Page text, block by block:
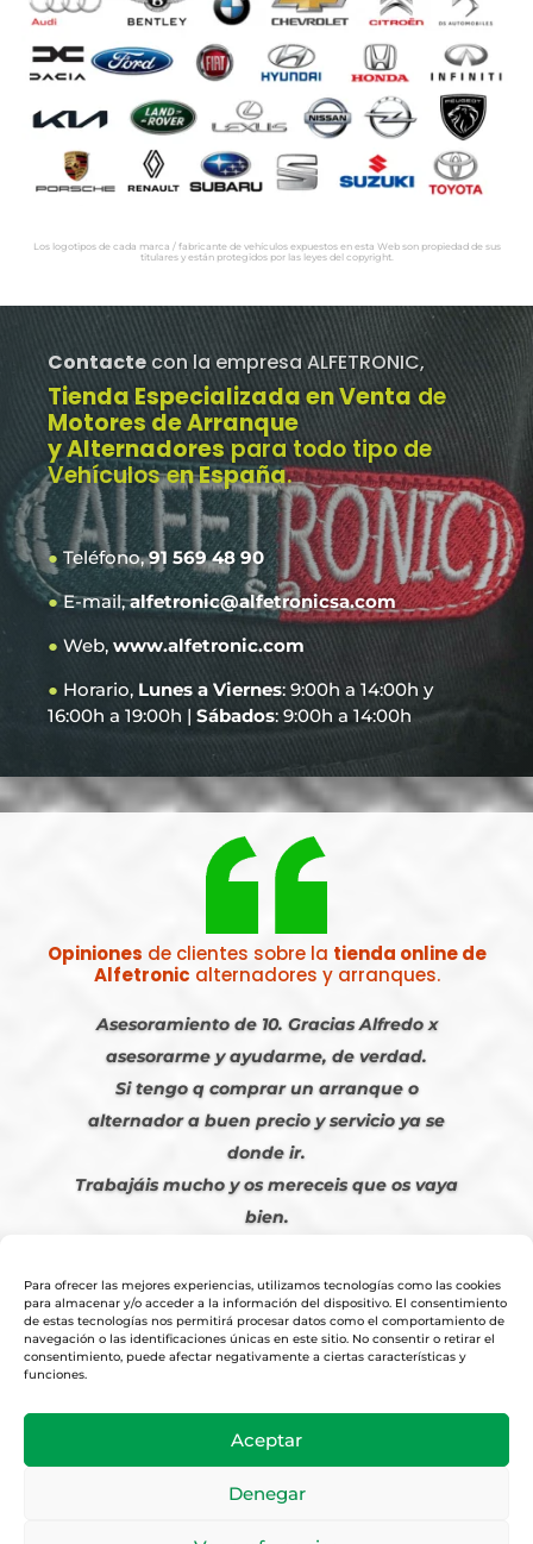
Para ofrecer las mejores experiencias, utilizamos tecnologías como las cookies
para almacenar y/o acceder a la información del dispositivo. El consentimiento
de estas tecnologías nos permitirá procesar datos como el comportamiento de
navegación o las identificaciones únicas en este sitio. No consentir o retirar el
consentimiento, puede afectar negativamente a ciertas características y
funciones.
Aceptar
Denegar
Los logotipos de cada marca / fabricante de vehículos expuestos en esta Web son propiedad de sus
titulares y están protegidos por las leyes del copyright.
Contacte con la empresa ALFETRONIC,
Tienda Especializada en Venta de
Motores de Arranque
y Alternadores para todo tipo de
Vehículos en España.
●Teléfono,91 569 48 90
●E-mail,alfetronic@alfetronicsa.com
● Web, www.alfetronic.com
● Horario, Lunes a Viernes: 9:00h a 14:00h y
16:00h a 19:00h | Sábados: 9:00h a 14:00h
Opiniones de clientes sobre la tienda online de
Alfetronic alternadores y arranques.
Asesoramiento de 10. Gracias Alfredo x
asesorarme y ayudarme, de verdad.
Si tengo q comprar un arranque o
alternador a buen precio y servicio ya se
donde ir.
Trabajáis mucho y os mereceis que os vaya
bien.
Condiciones Venta Online
Diseño y Posicionamiento Web,Agencia web-espana.es